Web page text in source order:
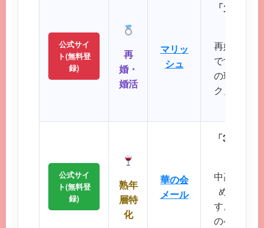
公式サイ
ト(無料登
録)
再
婚・
婚活
マリッ
シュ
「大人の
再婚や婚
です。バ
の理解を
ク」など
公式サイ
ト(無料登
録)
熟年
層特
化
華の会
メール
「30代後
中高年層
め、同世
す。周囲
のペース